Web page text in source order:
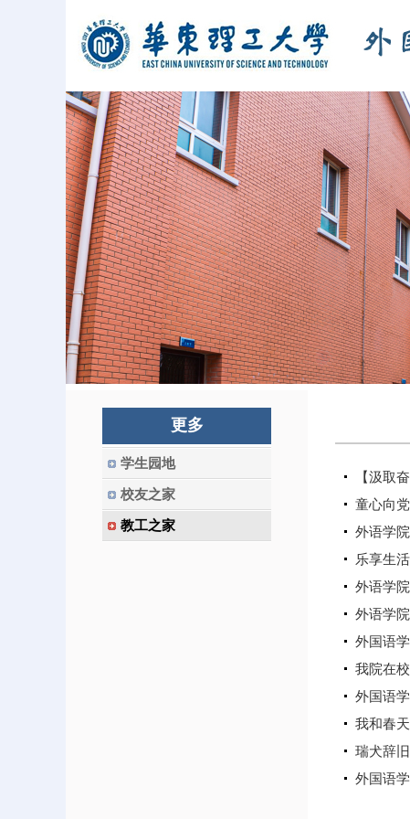
更多
学生园地
校友之家
教工之家
【汲取
童心向
外语学
乐享生
外语学
外语学
外国语
我院在
外国语
我和春
瑞犬辞
外国语